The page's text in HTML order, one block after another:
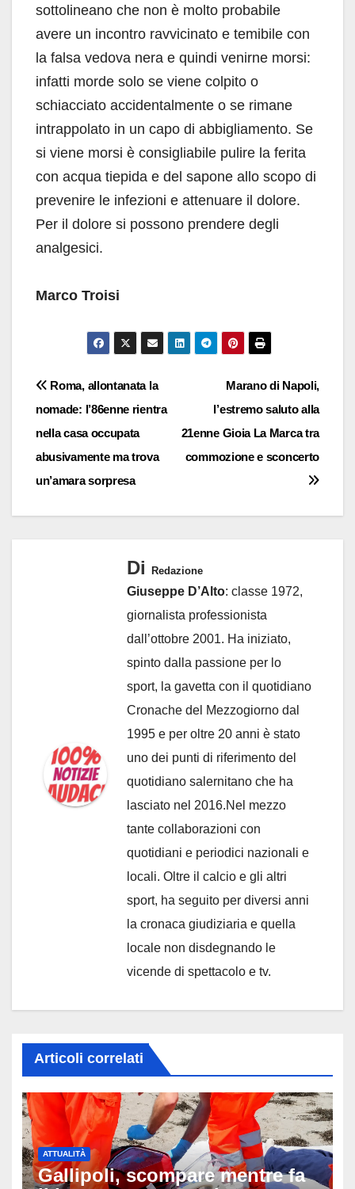
sottolineano che non è molto probabile
avere un incontro ravvicinato e temibile con
la falsa vedova nera e quindi venirne morsi:
infatti morde solo se viene colpito o
schiacciato accidentalmente o se rimane
intrappolato in un capo di abbigliamento. Se
si viene morsi è consigliabile pulire la ferita
con acqua tiepida e del sapone allo scopo di
prevenire le infezioni e attenuare il dolore.
Per il dolore si possono prendere degli
analgesici.
Marco Troisi
Navigazione
articoli
Marano di Napoli,
l’estremo saluto alla
21enne Gioia La Marca tra
commozione e sconcerto
Roma, allontanata la
nomade: l’86enne rientra
nella casa occupata
abusivamente ma trova
un’amara sorpresa
Di Redazione
Giuseppe D’Alto: classe 1972,
giornalista professionista
dall’ottobre 2001. Ha iniziato,
spinto dalla passione per lo
sport, la gavetta con il quotidiano
Cronache del Mezzogiorno dal
1995 e per oltre 20 anni è stato
uno dei punti di riferimento del
quotidiano salernitano che ha
lasciato nel 2016.Nel mezzo
tante collaborazioni con
quotidiani e periodici nazionali e
locali. Oltre il calcio e gli altri
sport, ha seguito per diversi anni
la cronaca giudiziaria e quella
locale non disdegnando le
vicende di spettacolo e tv.
Articoli correlati
ATTUALITÀ
Gallipoli, scompare mentre fa